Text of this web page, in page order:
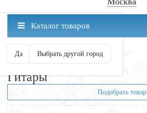
Москва ваш город?
Да Выбрать другой город
Каталог товаров
Главная Гитары
Гитары
Подобрать товар